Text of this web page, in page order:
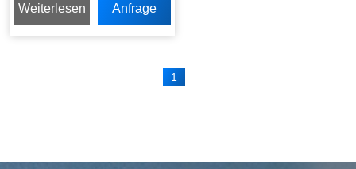
Weiterlesen Anfrage
senden
1